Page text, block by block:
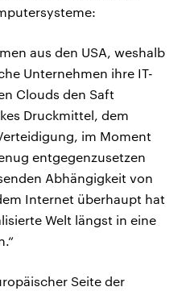
aus den USA, weshalb
Unternehmen ihre IT-
Clouds den Saft
Druckmittel, dem
im Moment
entgegenzusetzen
Abhängigkeit von
Internet überhaupt hat
Welt längst in eine
Seite der